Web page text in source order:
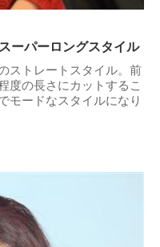
ーパーロングスタイル
ストレートスタイル。前
度の長さにカットするこ
モードなスタイルになり